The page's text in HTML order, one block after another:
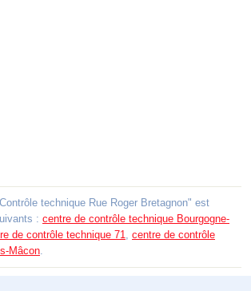
technique Rue Roger Bretagnon" est
: centre de contrôle technique Bourgogne-
de contrôle technique 71, centre de contrôle
Mâcon.